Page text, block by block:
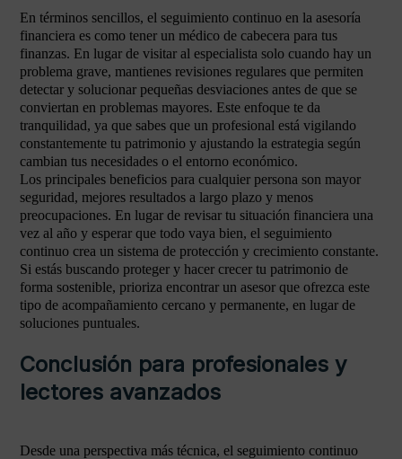
En términos sencillos, el seguimiento continuo en la asesoría
financiera es como tener un médico de cabecera para tus
finanzas. En lugar de visitar al especialista solo cuando hay un
problema grave, mantienes revisiones regulares que permiten
detectar y solucionar pequeñas desviaciones antes de que se
conviertan en problemas mayores. Este enfoque te da
tranquilidad, ya que sabes que un profesional está vigilando
constantemente tu patrimonio y ajustando la estrategia según
cambian tus necesidades o el entorno económico.
Los principales beneficios para cualquier persona son mayor
seguridad, mejores resultados a largo plazo y menos
preocupaciones. En lugar de revisar tu situación financiera una
vez al año y esperar que todo vaya bien, el seguimiento
continuo crea un sistema de protección y crecimiento constante.
Si estás buscando proteger y hacer crecer tu patrimonio de
forma sostenible, prioriza encontrar un asesor que ofrezca este
tipo de acompañamiento cercano y permanente, en lugar de
soluciones puntuales.
Conclusión para profesionales y
lectores avanzados
Desde una perspectiva más técnica, el seguimiento continuo